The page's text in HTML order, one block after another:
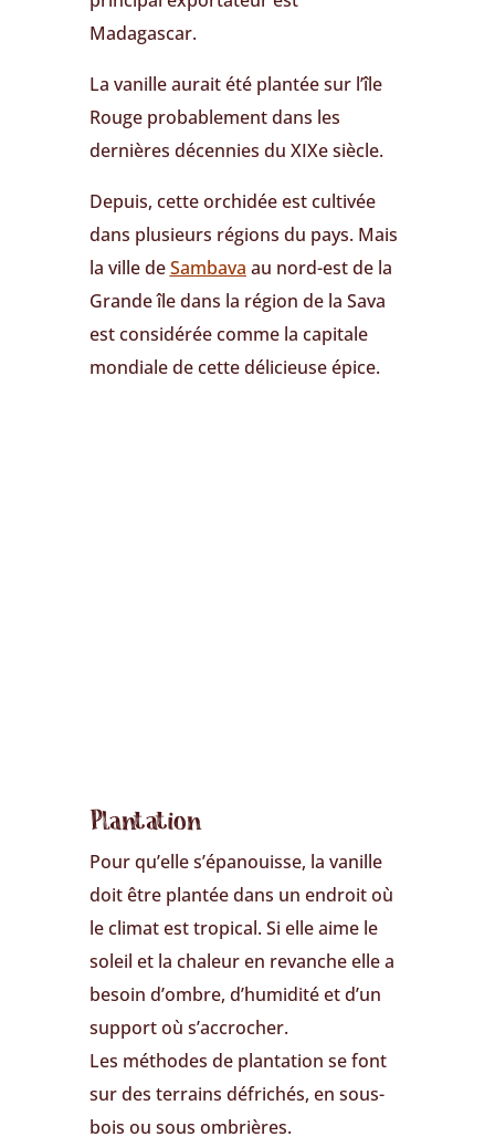
Madagascar.
La vanille aurait été plantée sur l’île
Rouge probablement dans les
dernières décennies du XIXe siècle.
Depuis, cette orchidée est cultivée
dans plusieurs régions du pays. Mais
la ville deSambava au nord-est de la
Grande île dans la région de la Sava
est considérée comme la capitale
mondiale de cette délicieuse épice.
Plantation
Pour qu’elle s’épanouisse, la vanille
doit être plantée dans un endroit où
le climat est tropical. Si elle aime le
soleil et la chaleur en revanche elle a
besoin d’ombre, d’humidité et d’un
support où s’accrocher.
Les méthodes de plantation se font
sur des terrains défrichés, en sous-
bois ou sous ombrières.